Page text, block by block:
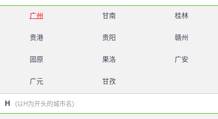
广州 甘南 桂林
贵港 贵阳 赣州
固原 果洛 广安
广元 甘孜
H (以H为开头的城市名)